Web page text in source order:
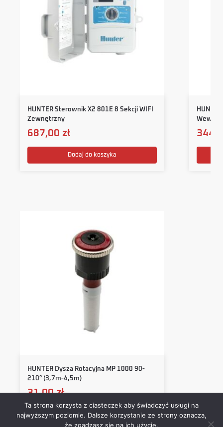
HUNTER Sterownik X2 801E 8 Sekcji WIFI
Zewnętrzny
687,00 zł
Dodaj do koszyka
HUNTER Dysza Rotacyjna MP 1000 90-
210° (3,7m-4,5m)
31,00zł
Dodaj do koszyka
Ta strona korzysta z ciasteczek aby świadczyć usługi na
najwyższym poziomie. Dalsze korzystanie ze strony oznacza,
że zgadzasz się na ich użycie.